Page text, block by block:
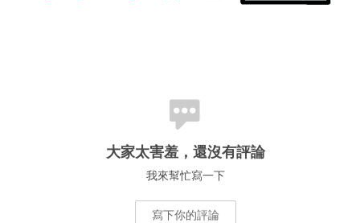
大家太害羞，還沒有評論
我來幫忙寫一下
寫下你的評論